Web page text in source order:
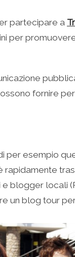
partecipare a
per
fornire
per esempio
rapidamente
e blogger locali
un blog tour